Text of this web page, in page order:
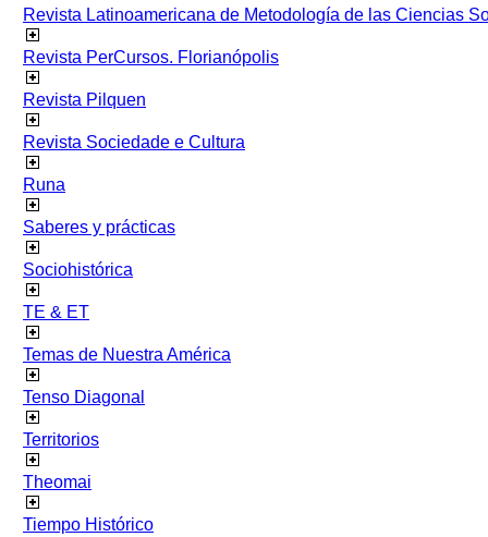
Revista Latinoamericana de Metodología de las Ciencias
Revista PerCursos. Florianópolis
Revista Pilquen
Revista Sociedade e Cultura
Runa
Saberes y prácticas
Sociohistórica
TE & ET
Temas de Nuestra América
Tenso Diagonal
Territorios
Theomai
Tiempo Histórico